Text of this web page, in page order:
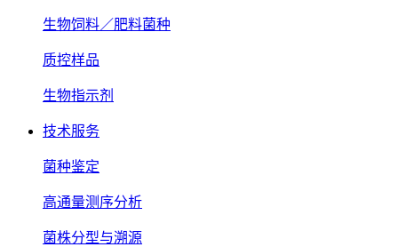
生物饲料／肥料菌种
质控样品
生物指示剂
技术服务
菌种鉴定
高通量测序分析
菌株分型与溯源